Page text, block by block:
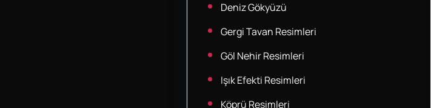
Deniz Gökyüzü
Gergi Tavan Resimleri
Göl Nehir Resimleri
Işık Efekti Resimleri
Köprü Resimleri